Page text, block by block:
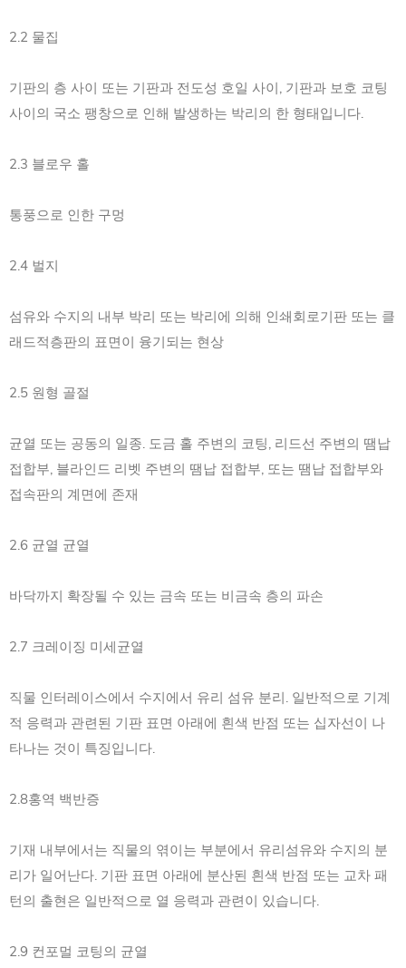
2.2 물집
기판의 층 사이 또는 기판과 전도성 호일 사이, 기판과 보호 코팅
사이의 국소 팽창으로 인해 발생하는 박리의 한 형태입니다.
2.3 블로우 홀
통풍으로 인한 구멍
2.4 벌지
섬유와 수지의 내부 박리 또는 박리에 의해 인쇄회로기판 또는 클
래드적층판의 표면이 융기되는 현상
2.5 원형 골절
균열 또는 공동의 일종. 도금 홀 주변의 코팅, 리드선 주변의 땜납
접합부, 블라인드 리벳 주변의 땜납 접합부, 또는 땜납 접합부와
접속판의 계면에 존재
2.6 균열 균열
바닥까지 확장될 수 있는 금속 또는 비금속 층의 파손
2.7 크레이징 미세균열
직물 인터레이스에서 수지에서 유리 섬유 분리. 일반적으로 기계
적 응력과 관련된 기판 표면 아래에 흰색 반점 또는 십자선이 나
타나는 것이 특징입니다.
2.8홍역 백반증
기재 내부에서는 직물의 엮이는 부분에서 유리섬유와 수지의 분
리가 일어난다. 기판 표면 아래에 분산된 흰색 반점 또는 교차 패
턴의 출현은 일반적으로 열 응력과 관련이 있습니다.
2.9 컨포멀 코팅의 균열